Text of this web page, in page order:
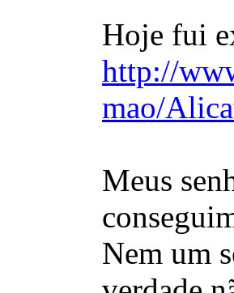
Hoje fui
http://
mao/
Meus
Nem um